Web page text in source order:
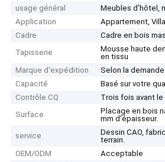
usage général
Meubles d'hôtel,
Application
Appartement,
Cadre
Cadre en bois
Tapisserie
Mousse haute
en tissu
Marque d'expédition
Selon la
Capacité
Basé sur votre
Contrôle CQ
Trois fois avant
Surface
Placage en bois
mm d'épaisseur.
service
Dessin CAO,
terrain.
OEM/ODM
Acceptable